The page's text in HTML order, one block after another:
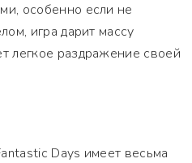
особенно если не
игра дарит массу
легкое раздражение своей
Days имеет весьма